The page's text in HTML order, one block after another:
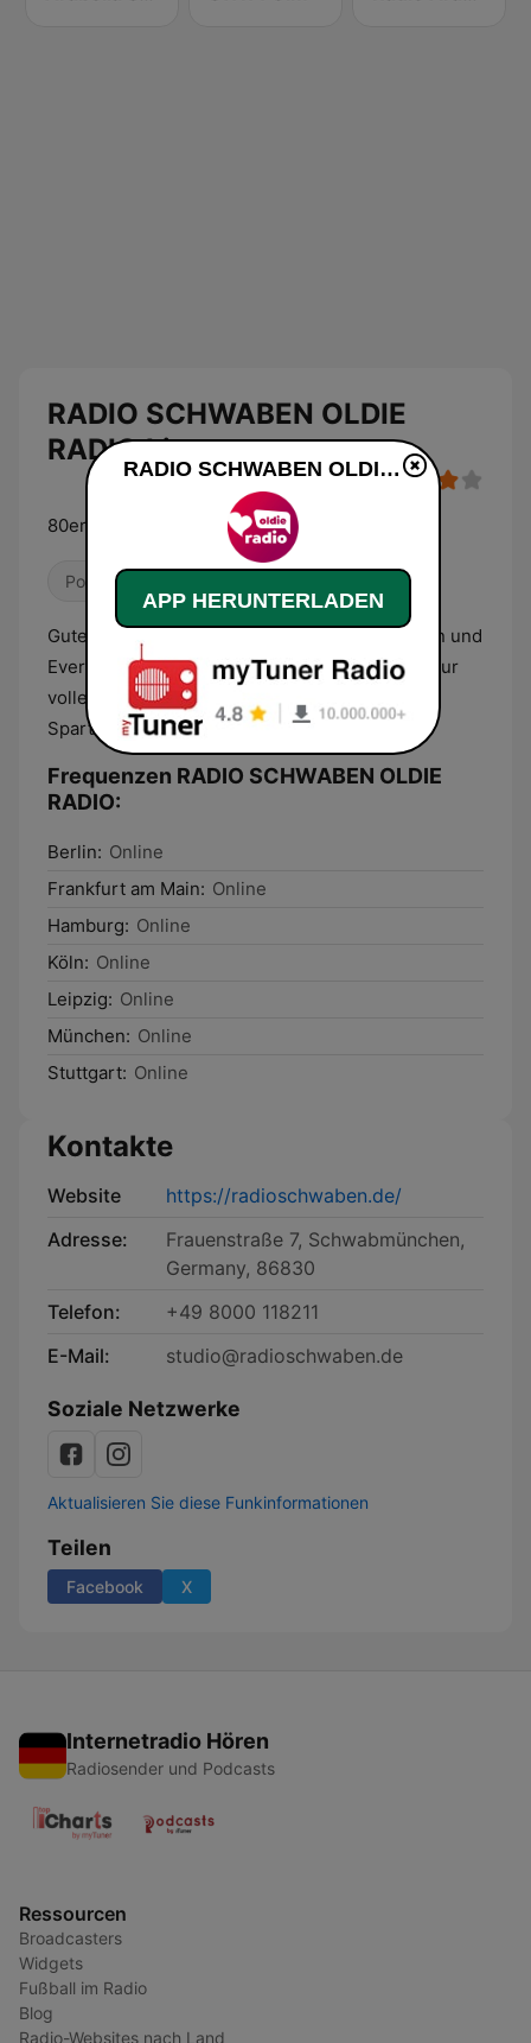
RADIO SCHWABEN OLDIE
RADIO Live
80er und Evergreens Nonstop
Pop / Top 40
Gute Laune 24 Stunden am Tag mit mehr 80ern und
Evergreens. Aktuelle Nachrichten und Wetter zur
vollen Stunde. OLDIE RADIO ist das erste
Spartenprogramm von RADIO SCHWABEN
Frequenzen RADIO SCHWABEN OLDIE
RADIO:
Berlin: Online
Frankfurt am Main: Online
Hamburg: Online
Köln: Online
Leipzig: Online
München: Online
Stuttgart: Online
Kontakte
Website
https://radioschwaben.de/
Adresse:
Frauenstraße 7, Schwabmünchen,
Germany, 86830
Telefon:
+49 8000 118211
E-Mail:
studio@radioschwaben.de
Soziale Netzwerke
Aktualisieren Sie diese Funkinformationen
Teilen
Facebook X
Internetradio Hören
Radiosender und Podcasts
Ressourcen
Broadcasters
Widgets
Fußball im Radio
Blog
Radio-Websites nach Land
RADIO SCHWABEN OLDIE RADIO live
APP HERUNTERLADEN